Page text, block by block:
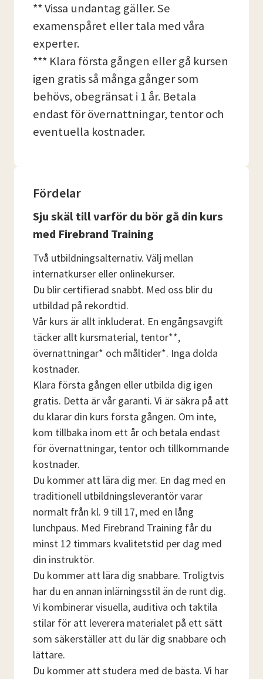
** Vissa undantag gäller. Se
examenspåret eller tala med våra
experter.
*** Klara första gången eller gå kursen
igen gratis så många gånger som
behövs, obegränsat i 1 år. Betala
endast för övernattningar, tentor och
eventuella kostnader.
Fördelar
Sju skäl till varför du bör gå din kurs
med Firebrand Training
Två utbildningsalternativ. Välj mellan
internatkurser eller onlinekurser.
Du blir certifierad snabbt. Med oss ​​blir du
utbildad på rekordtid.
Vår kurs är allt inkluderat. En engångsavgift
täcker allt kursmaterial, tentor**,
övernattningar* och måltider*. Inga dolda
kostnader.
Klara första gången eller utbilda dig igen
gratis. Detta är vår garanti. Vi är säkra på att
du klarar din kurs första gången. Om inte,
kom tillbaka inom ett år och betala endast
för övernattningar, tentor och tillkommande
kostnader.
Du kommer att lära dig mer. En dag med en
traditionell utbildningsleverantör varar
normalt från kl. 9 till 17, med en lång
lunchpaus. Med Firebrand Training får du
minst 12 timmars kvalitetstid per dag med
din instruktör.
Du kommer att lära dig snabbare. Troligtvis
har du en annan inlärningsstil än de runt dig.
Vi kombinerar visuella, auditiva och taktila
stilar för att leverera materialet på ett sätt
som säkerställer att du lär dig snabbare och
lättare.
Du kommer att studera med de bästa. Vi har